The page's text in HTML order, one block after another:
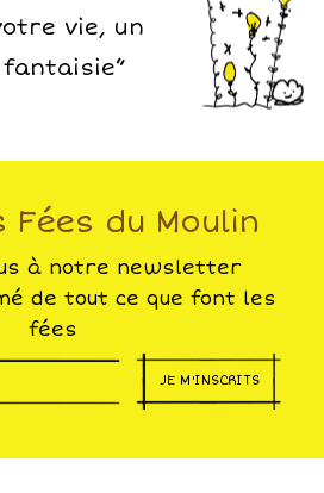
vie, un
Fées du Moulin
à notre newsletter
de tout ce que font les
fées
JE M'INSCRITS